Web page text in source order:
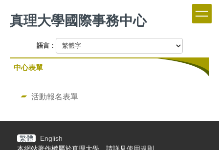
到
主
容
真理大學國際事務中心
語言：
中心表單
活動報名表單
繁體
English